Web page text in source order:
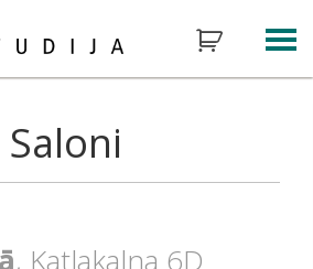
Saloni
, Katlakalna 6D